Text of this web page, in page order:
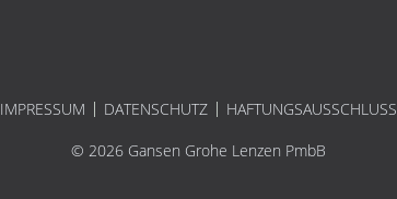
IMPRESSUM DATENSCHUTZ
HAFTUNGSAUSSCHLUSS
© 2026 Gansen Grohe Lenzen PmbB